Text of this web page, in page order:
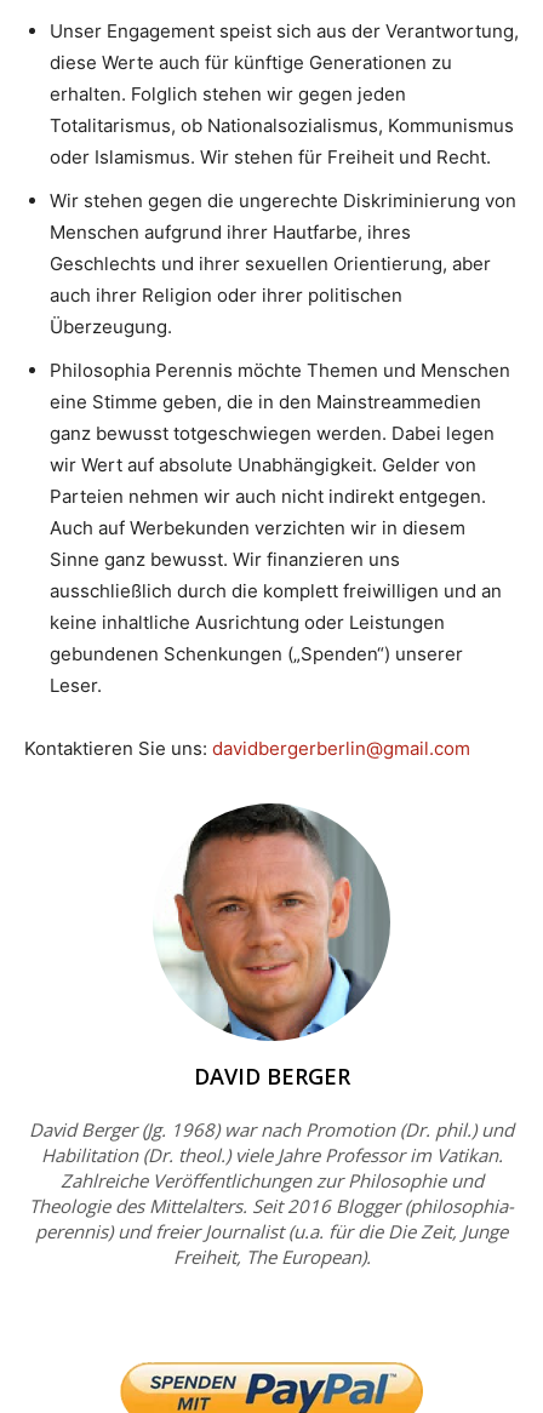
Unser Engagement speist sich aus der Verantwortung,
diese Werte auch für künftige Generationen zu
erhalten. Folglich stehen wir gegen jeden
Totalitarismus, ob Nationalsozialismus, Kommunismus
oder Islamismus. Wir stehen für Freiheit und Recht.
Wir stehen gegen die ungerechte Diskriminierung von
Menschen aufgrund ihrer Hautfarbe, ihres
Geschlechts und ihrer sexuellen Orientierung, aber
auch ihrer Religion oder ihrer politischen
Überzeugung.
Philosophia Perennis möchte Themen und Menschen
eine Stimme geben, die in den Mainstreammedien
ganz bewusst totgeschwiegen werden. Dabei legen
wir Wert auf absolute Unabhängigkeit. Gelder von
Parteien nehmen wir auch nicht indirekt entgegen.
Auch auf Werbekunden verzichten wir in diesem
Sinne ganz bewusst. Wir finanzieren uns
ausschließlich durch die komplett freiwilligen und an
keine inhaltliche Ausrichtung oder Leistungen
gebundenen Schenkungen („Spenden“) unserer
Leser.
Kontaktieren Sie uns: davidbergerberlin@gmail.com
DAVID BERGER
David Berger (Jg. 1968) war nach Promotion (Dr. phil.) und
Habilitation (Dr. theol.) viele Jahre Professor im Vatikan.
Zahlreiche Veröffentlichungen zur Philosophie und
Theologie des Mittelalters. Seit 2016 Blogger (philosophia-
perennis) und freier Journalist (u.a. für die Die Zeit, Junge
Freiheit, The European).